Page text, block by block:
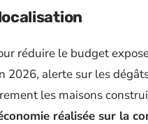
réduire le budget
2026, alerte sur les
les maisons
réalisée sur la